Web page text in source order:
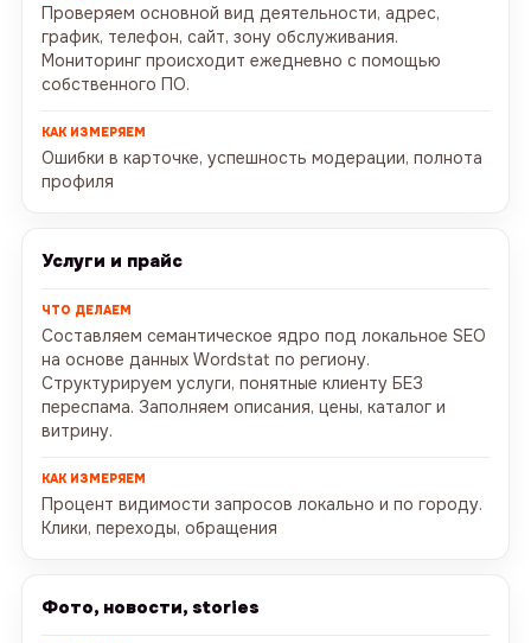
Проверяем основной вид деятельности, адрес,
график, телефон, сайт, зону обслуживания.
Мониторинг происходит ежедневно с помощью
собственного ПО.
Ошибки в карточке, успешность модерации, полнота
профиля
Услуги и прайс
Составляем семантическое ядро под локальное SEO
на основе данных Wordstat по региону.
Структурируем услуги, понятные клиенту БЕЗ
переспама. Заполняем описания, цены, каталог и
витрину.
Процент видимости запросов локально и по городу.
Клики, переходы, обращения
Фото, новости, stories